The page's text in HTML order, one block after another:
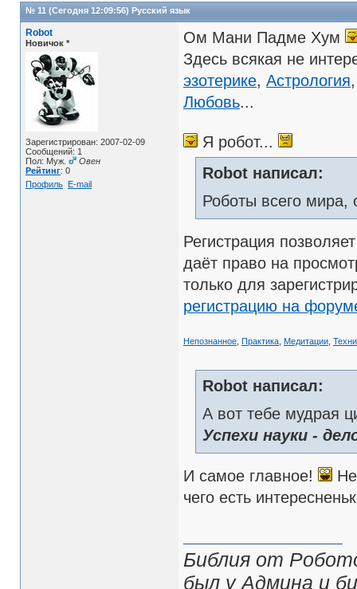
№ 11 (Сегодня 12:09:56) Русский язык
Robot
Новичок *
Зарегистрирован: 2007-02-09
Сообщений: 1
Пол: Муж.
Овен
Рейтинг: 0
Профиль E-mail
Ом Мани Падме Хум
Здесь всякая не
эзотерике, Астрология
Любовь...
Я робот...
Robot написал:
Роботы всего мира,
Регистрация
даёт право на
только для
регистрацию на
Непознанное Практика Медитации
Robot написал:
А вот тебе мудрая
Успехи науки -
И самое главное!
чего есть
Библия от
был у Админа и